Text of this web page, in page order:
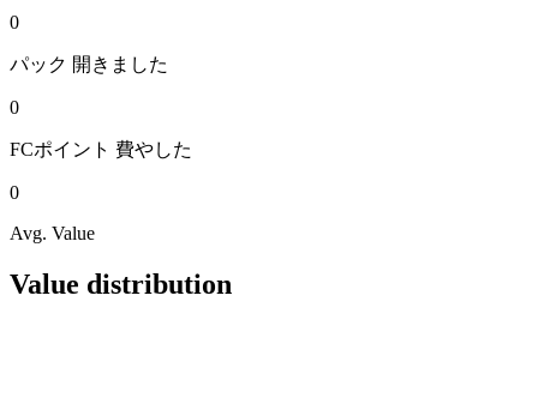
0
パック 開きました
0
FCポイント 費やした
0
Avg. Value
Value distribution